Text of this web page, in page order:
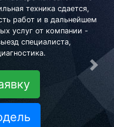
техника сдается,
работ и в дальнейшем
услуг от компании -
специалиста,